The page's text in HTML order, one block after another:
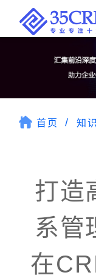
首页 知
打造
系管
在